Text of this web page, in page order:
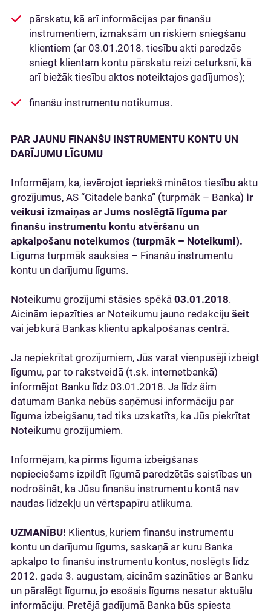
pārskatu, kā arī informācijas par finanšu
instrumentiem, izmaksām un riskiem sniegšanu
klientiem (ar 03.01.2018. tiesību akti paredzēs
sniegt klientam kontu pārskatu reizi ceturksnī, kā
arī biežāk tiesību aktos noteiktajos gadījumos);
finanšu instrumentu notikumus.
PAR JAUNU FINANŠU INSTRUMENTU KONTU UN
DARĪJUMU LĪGUMU
Informējam, ka, ievērojot iepriekš minētos tiesību aktu
grozījumus, AS “Citadele banka” (turpmāk – Banka) ir
veikusi izmaiņas ar Jums noslēgtā līguma par
finanšu instrumentu kontu atvēršanu un
apkalpošanu noteikumos (turpmāk – Noteikumi).
Līgums turpmāk sauksies – Finanšu instrumentu
kontu un darījumu līgums.
Noteikumu grozījumi stāsies spēkā 03.01.2018.
Aicinām iepazīties ar Noteikumu jauno redakciju šeit
vai jebkurā Bankas klientu apkalpošanas centrā.
Ja nepiekrītat grozījumiem, Jūs varat vienpusēji izbeigt
līgumu, par to rakstveidā (t.sk. internetbankā)
informējot Banku līdz 03.01.2018. Ja līdz šim
datumam Banka nebūs saņēmusi informāciju par
līguma izbeigšanu, tad tiks uzskatīts, ka Jūs piekrītat
Noteikumu grozījumiem.
Informējam, ka pirms līguma izbeigšanas
nepieciešams izpildīt līgumā paredzētās saistības un
nodrošināt, ka Jūsu finanšu instrumentu kontā nav
naudas līdzekļu un vērtspapīru atlikuma.
UZMANĪBU! Klientus, kuriem finanšu instrumentu
kontu un darījumu līgums, saskaņā ar kuru Banka
apkalpo to finanšu instrumentu kontus, noslēgts līdz
2012. gada 3. augustam, aicinām sazināties ar Banku
un pārslēgt līgumu, jo esošais līgums nesatur aktuālu
informāciju. Pretējā gadījumā Banka būs spiesta